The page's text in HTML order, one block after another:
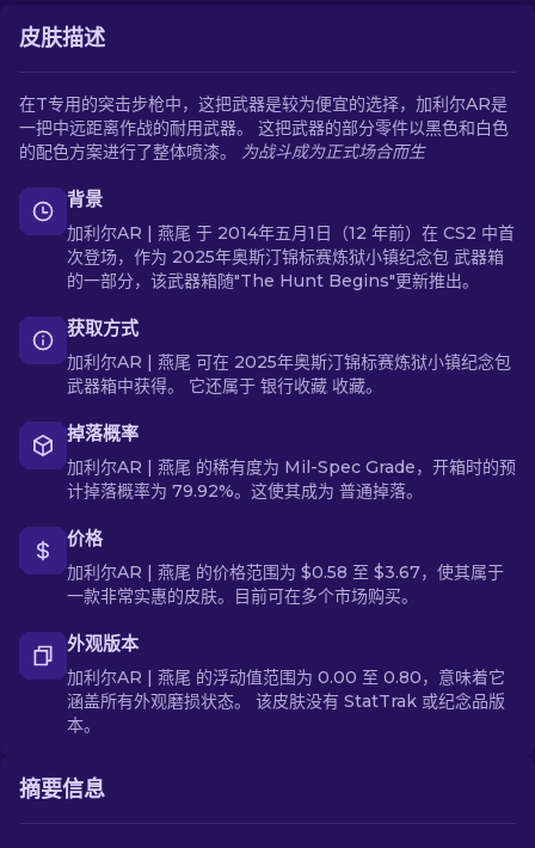
皮肤描述
在T专用的突击步枪中，这把武器是较为便宜的选择，加利尔AR是
一把中远距离作战的耐用武器。 这把武器的部分零件以黑色和白色
的配色方案进行了整体喷漆。 为战斗成为正式场合而生
背景
加利尔AR | 燕尾 于 2014年五月1日（12 年前）在 CS2 中首
次登场，作为 2025年奥斯汀锦标赛炼狱小镇纪念包 武器箱
的一部分，该武器箱随"The Hunt Begins"更新推出。
获取方式
加利尔AR | 燕尾 可在 2025年奥斯汀锦标赛炼狱小镇纪念包
武器箱中获得。 它还属于 银行收藏 收藏。
掉落概率
加利尔AR | 燕尾 的稀有度为 Mil-Spec Grade，开箱时的预
计掉落概率为 79.92%。这使其成为 普通掉落。
价格
加利尔AR | 燕尾 的价格范围为 $0.58 至 $3.67，使其属于
一款非常实惠的皮肤。目前可在多个市场购买。
外观版本
加利尔AR | 燕尾 的浮动值范围为 0.00 至 0.80，意味着它
涵盖所有外观磨损状态。 该皮肤没有 StatTrak 或纪念品版
本。
摘要信息